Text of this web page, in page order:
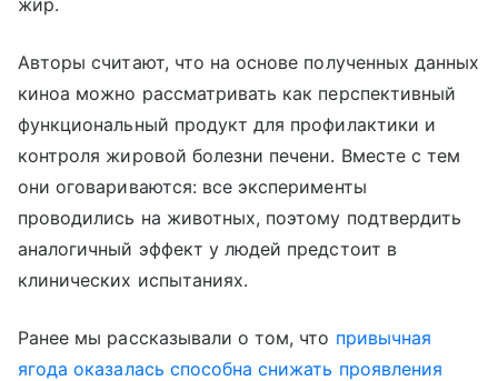
Авторы считают, что на основе полученных данных
киноа можно рассматривать как перспективный
функциональный продукт для профилактики и
контроля жировой болезни печени. Вместе с тем
они оговариваются: все эксперименты
проводились на животных, поэтому подтвердить
аналогичный эффект у людей предстоит в
клинических испытаниях.
Ранее мы рассказывали о том, что привычная
ягода оказалась способна снижать проявления